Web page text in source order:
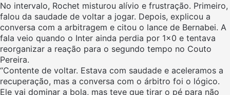
No intervalo, Rochet misturou alívio e frustração. Primeiro,
falou da saudade de voltar a jogar. Depois, explicou a
conversa com a arbitragem e citou o lance de Bernabei. A
fala veio quando o Inter ainda perdia por 1×0 e tentava
reorganizar a reação para o segundo tempo no Couto
Pereira.
“Contente de voltar. Estava com saudade e aceleramos a
recuperação, mas a conversa com o árbitro foi o lógico.
Ele vai dominar a bola, mas teve que tirar o pé para não